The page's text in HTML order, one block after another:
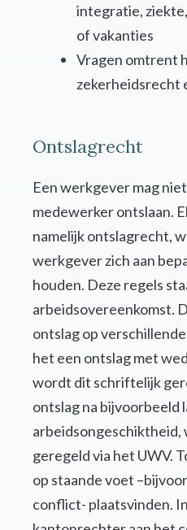
integratie,
of vakanties
Vragen omtrent
zekerheidsrecht
Ontslagrecht
Een werkgever mag
medewerker ontslaan.
namelijk ontslagrecht,
werkgever zich aan
houden. Deze regels
arbeidsovereenkomst.
ontslag op
het een ontslag met
wordt dit schriftelijk
ontslag na bijvoorbeeld
geregeld via het UWV.
op staande voet
conflict- plaatsvinden.